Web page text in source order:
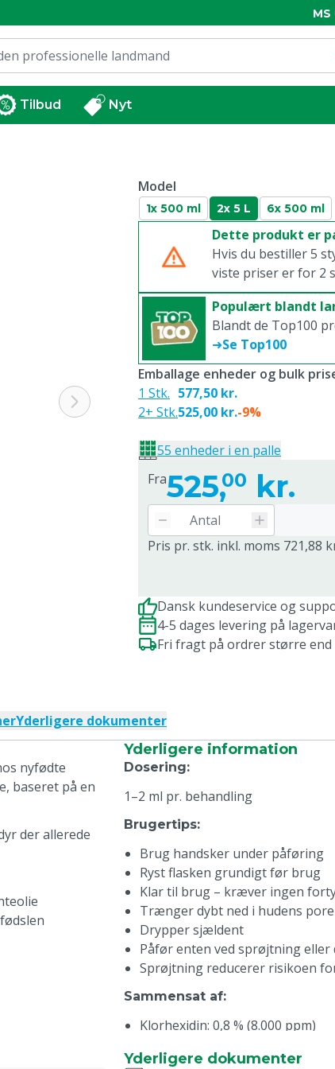
MS
Tilbud Nyt
Model
1x 500 ml 2x 5 L 6x 500 ml
Dette produkt er
Hvis du bestiller 5
viste priser er for 2
Populært blandt
Blandt de Top100
➜Se Top100
Fra525,00 kr.
Pris pr. stk. inkl. moms 721,88
Emballage enheder og bulk
1 Stk.
2+ Stk.
577,50 kr.
525,00 kr.-9%
55 enheder i en palle
Dansk kundeservice og
4-5 dages levering på
Fri fragt på ordrer større end
Yderligere dokumenter
nyfødte
baseret på en
der allerede
Yderligere information
Dosering:
1–2 ml pr. behandling
Brugertips:
Brug handsker under påføring
Ryst flasken grundigt før brug
Klar til brug – kræver ingen
Trænger dybt ned i hudens
Drypper sjældent
Påfør enten ved sprøjtning eller
Sprøjtning reducerer risikoen
Sammensat af:
Klorhexidin: 0,8 % (8.000 ppm)
Pebermynteolie
Yderligere dokumenter